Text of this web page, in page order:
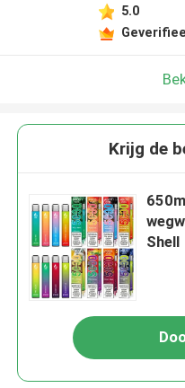
5.0
Krijg de
Shell